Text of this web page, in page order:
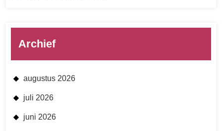
Archief
augustus 2026
juli 2026
juni 2026